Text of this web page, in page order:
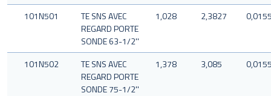
101N501
TE SNS AVEC
REGARD PORTE
SONDE 63-1/2''
1,028 2,3827
101N502
TE SNS AVEC
REGARD PORTE
SONDE 75-1/2''
1,378 3,085